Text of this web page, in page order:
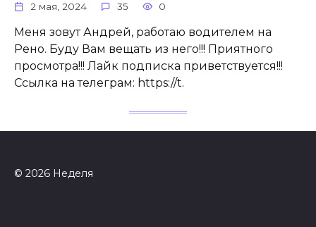
2 мая, 2024 35 0
Меня зовут Андрей, работаю водителем на
Рено. Буду Вам вещать из него!!! Приятного
просмотра!!! Лайк подписка приветствуется!!!
Ссылка на телеграм: https://t.
© 2026 Неделя